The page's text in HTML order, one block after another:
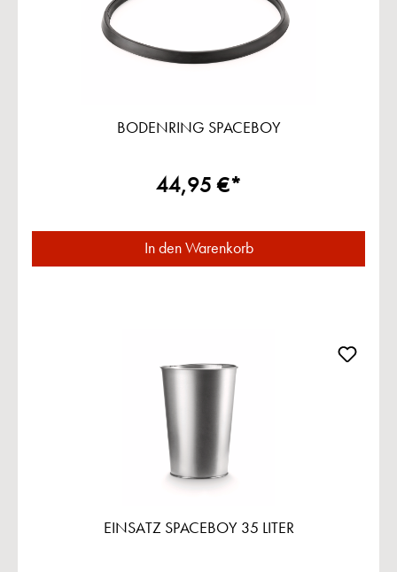
BODENRING SPACEBOY
44,95 €*
In den Warenkorb
EINSATZ SPACEBOY 35 LITER